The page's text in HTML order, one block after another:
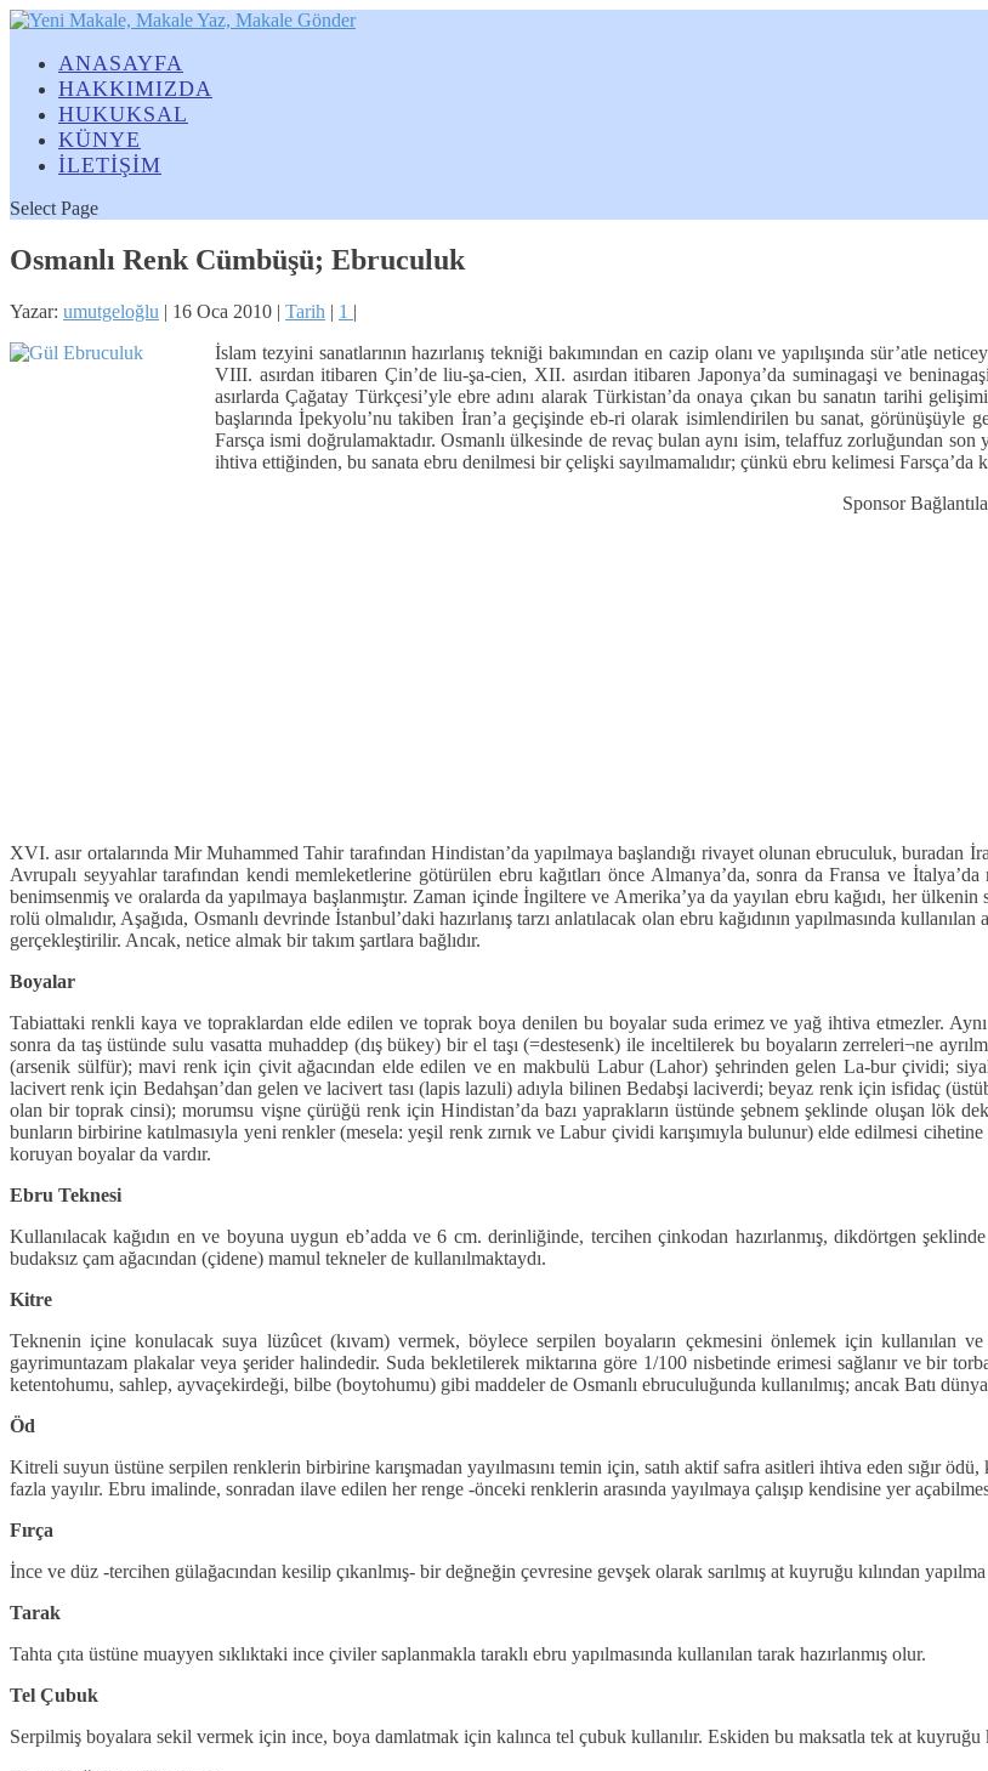
ANASAYFA
HAKKIMIZDA
HUKUKSAL
KÜNYE
İLETİŞİM
Select Page
Osmanlı Renk Cümbüşü; Ebruculuk
Yazar: umutgeloğlu | 16 Oca 2010 | Tarih | 1 |
İslam tezyini sanatlarının hazırlanış tekniği bakımından en cazip olanı ve yapılışında sür’atle
VIII. asırdan itibaren Çin’de liu-şa-cien, XII. asırdan itibaren Japonya’da suminagaşi ve
asırlarda Çağatay Türkçesi’yle ebre adını alarak Türkistan’da onaya çıkan bu sanatın tarihi
başlarında İpekyolu’nu takiben İran’a geçişinde eb-ri olarak isimlendirilen bu sanat, görünüşüyle
Farsça ismi doğrulamaktadır. Osmanlı ülkesinde de revaç bulan aynı isim, telaffuz zorluğundan
ihtiva ettiğinden, bu sanata ebru denilmesi bir çelişki sayılmamalıdır; çünkü ebru kelimesi Farsça’da
Sponsor
XVI. asır ortalarında Mir Muhammed Tahir tarafından Hindistan’da yapılmaya başlandığı rivayet olunan ebruculuk, buradan
Avrupalı seyyahlar tarafından kendi memleketlerine götürülen ebru kağıtları önce Almanya’da, sonra da Fransa ve İtalya’da
benimsenmiş ve oralarda da yapılmaya başlanmıştır. Zaman içinde İngiltere ve Amerika’ya da yayılan ebru kağıdı, her
rolü olmalıdır, Aşağıda, Osmanlı devrinde İstanbul’daki hazırlanış tarzı anlatılacak olan ebru kağıdının yapılmasında
gerçekleştirilir. Ancak, netice almak bir takım şartlara bağlıdır.
Boyalar
Tabiattaki renkli kaya ve topraklardan elde edilen ve toprak boya denilen bu boyalar suda erimez ve yağ ihtiva etmezler.
sonra da taş üstünde sulu vasatta muhaddep (dış bükey) bir el taşı (=destesenk) ile inceltilerek bu boyaların zerreleri¬ne
(arsenik sülfür); mavi renk için çivit ağacından elde edilen ve en makbulü Labur (Lahor) şehrinden gelen La-bur çividi;
lacivert renk için Bedahşan’dan gelen ve lacivert tası (lapis lazuli) adıyla bilinen Bedabşi laciverdi; beyaz renk için isfidaç
olan bir toprak cinsi); morumsu vişne çürüğü renk için Hindistan’da bazı yaprakların üstünde şebnem şeklinde oluşan lök
bunların birbirine katılmasıyla yeni renkler (mesela: yeşil renk zırnık ve Labur çividi karışımıyla bulunur) elde edilmesi
koruyan boyalar da vardır.
Ebru Teknesi
Kullanılacak kağıdın en ve boyuna uygun eb’adda ve 6 cm. derinliğinde, tercihen çinkodan hazırlanmış, dikdörtgen
budaksız çam ağacından (çidene) mamul tekneler de kullanılmaktaydı.
Kitre
Teknenin içine konulacak suya lüzûcet (kıvam) vermek, böylece serpilen boyaların çekmesini önlemek için kullanılan
gayrimuntazam plakalar veya şerider halindedir. Suda bekletilerek miktarına göre 1/100 nisbetinde erimesi sağlanır ve bir
ketentohumu, sahlep, ayvaçekirdeği, bilbe (boytohumu) gibi maddeler de Osmanlı ebruculuğunda kullanılmış; ancak Batı
Öd
Kitreli suyun üstüne serpilen renklerin birbirine karışmadan yayılmasını temin için, satıh aktif safra asitleri ihtiva eden sığır
fazla yayılır. Ebru imalinde, sonradan ilave edilen her renge -önceki renklerin arasında yayılmaya çalışıp kendisine yer
Fırça
İnce ve düz -tercihen gülağacından kesilip çıkanlmış- bir değneğin çevresine gevşek olarak sarılmış at kuyruğu kılından
Tarak
Tahta çıta üstüne muayyen sıklıktaki ince çiviler saplanmakla taraklı ebru yapılmasında kullanılan tarak hazırlanmış olur.
Tel Çubuk
Serpilmiş boyalara sekil vermek için ince, boya damlatmak için kalınca tel çubuk kullanılır. Eskiden bu maksatla tek at kuyruğu